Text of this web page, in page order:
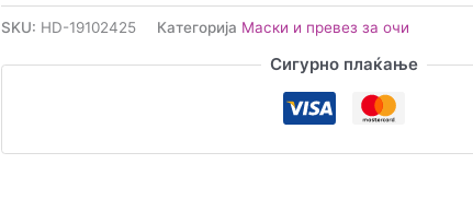
Мачка
количина
SKU: HD-19102425 Категорија Маски и превез за очи
Сигурно плаќање